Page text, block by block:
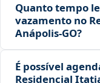
Quanto tempo
vazamento no
Anápolis‑GO?
É possível
Residencial